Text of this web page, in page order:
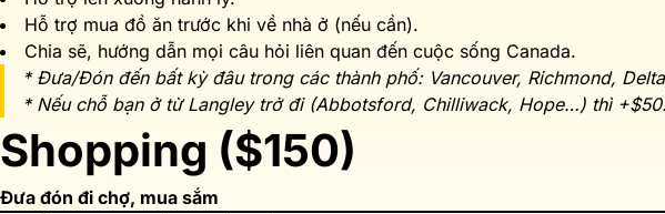
Hỗ trợ mua đồ ăn trước khi về nhà ở (nếu cần).
Chia sẽ, hướng dẫn mọi câu hỏi liên quan đến cuộc sống Canada.
* Đưa/Đón đến bất kỳ đâu trong các thành phố: Vancouver, Richmond,
* Nếu chỗ bạn ở từ Langley trở đi (Abbotsford, Chilliwack, Hope…) thì +$50.
Shopping ($150)
Đưa đón đi chợ, mua sắm